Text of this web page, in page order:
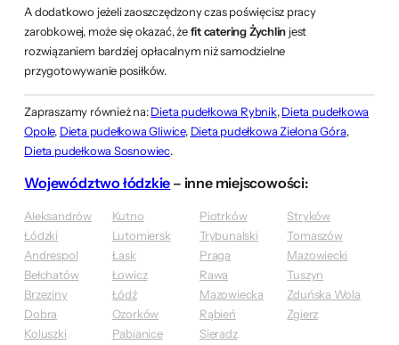
A dodatkowo jeżeli zaoszczędzony czas poświęcisz pracy
zarobkowej, może się okazać, żefit catering Żychlin jest
rozwiązaniem bardziej opłacalnym niż samodzielne
przygotowywanie posiłków.
Zapraszamy również na:Dieta pudełkowa Rybnik,Dieta pudełkowa
Opole, Dieta pudełkowa Gliwice, Dieta pudełkowa Zielona Góra,
Dieta pudełkowa Sosnowiec.
Województwo łódzkie – inne miejscowości:
Aleksandrów
Łódzki
Andrespol
Bełchatów
Brzeziny
Dobra
Koluszki
Kutno
Lutomiersk
Łask
Łowicz
Łódź
Ozorków
Pabianice
Piotrków
Trybunalski
Praga
Rawa
Mazowiecka
Rąbień
Sieradz
Stryków
Tomaszów
Mazowiecki
Tuszyn
Zduńska Wola
Zgierz